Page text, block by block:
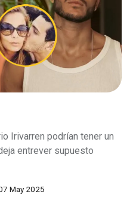
Irivarren podrían tener un
entrever supuesto
May 2025